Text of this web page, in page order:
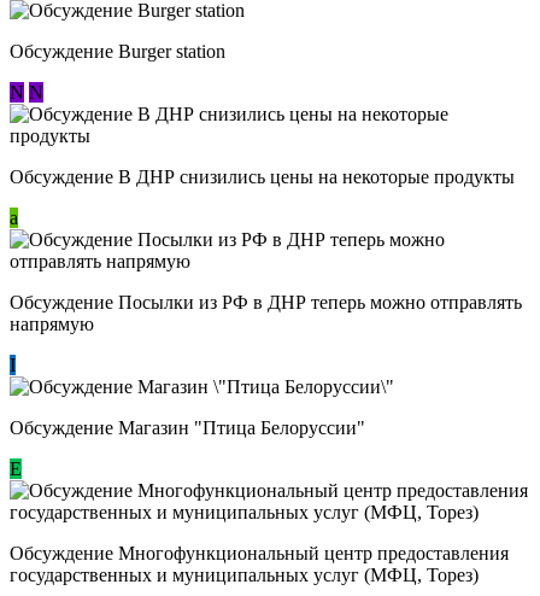
Обсуждение Burger station
N N
Обсуждение В ДНР снизились цены на некоторые продукты
a
Обсуждение Посылки из РФ в ДНР теперь можно отправлять
напрямую
I
Обсуждение Магазин "Птица Белоруссии"
Е
Обсуждение Многофункциональный центр предоставления
государственных и муниципальных услуг (МФЦ, Торез)